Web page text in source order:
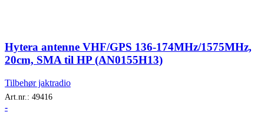
Hytera antenne VHF/GPS 136-174MHz/1575MHz,
20cm, SMA til HP (AN0155H13)
Tilbehør jaktradio
Art.nr.: 49416
-